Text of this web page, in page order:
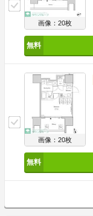
画像：20枚
画像：20枚